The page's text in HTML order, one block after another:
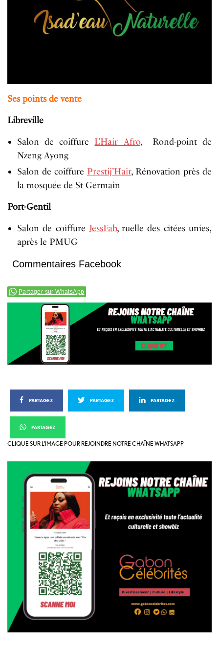
Ses points de vente
Libreville
Salon de coiffure L’Hair Afro, Rond-point de
Nzeng Ayong
Salon de coiffure Prestij’Hair, Rénovation près de
la mosquée de St Germain
Port-Gentil
Salon de coiffure JessFab, ruelle des citées unies,
après le PMUG
Commentaires Facebook
Partager sur WhatsApp
PARTAGEZ PARTAGEZ PARTAGEZ
PARTAGEZ
CLIQUE SUR L’IMAGE POUR REJOINDRE NOTRE CHAÎNE WHATSAPP